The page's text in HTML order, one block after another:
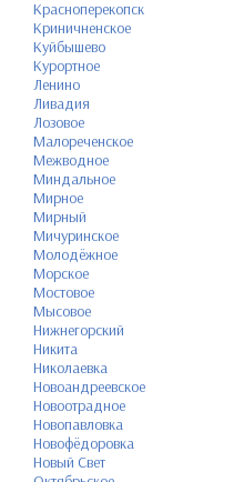
Красноперекопск
Криничненское
Куйбышево
Курортное
Ленино
Ливадия
Лозовое
Малореченское
Межводное
Миндальное
Мирное
Мирный
Мичуринское
Молодёжное
Морское
Мостовое
Мысовое
Нижнегорский
Никита
Николаевка
Новоандреевское
Новоотрадное
Новопавловка
Новофёдоровка
Новый Свет